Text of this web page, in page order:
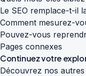
Le SEO remplace-t-il
Comment mesurez-
Pouvez-vous
Pages connexes
Continuez votre
Découvrez nos